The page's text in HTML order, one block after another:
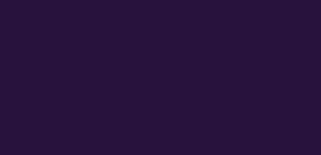
su od silikonskih, no nemaju tako
udaraca.